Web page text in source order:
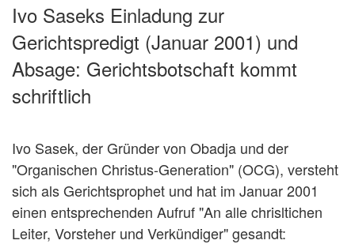
Ivo Saseks Einladung zur
Gerichtspredigt (Januar 2001) und
Absage: Gerichtsbotschaft kommt
schriftlich
Ivo Sasek, der Gründer von Obadja und der
"Organischen Christus-Generation" (OCG), versteht
sich als Gerichtsprophet und hat im Januar 2001
einen entsprechenden Aufruf "An alle chrisltichen
Leiter, Vorsteher und Verkündiger" gesandt: